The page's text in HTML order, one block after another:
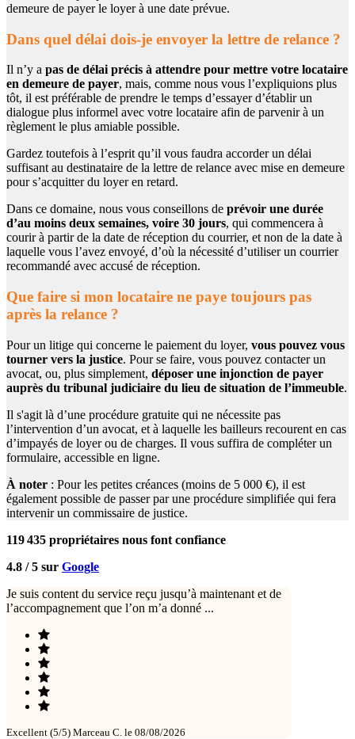
demeure de payer le loyer à une date prévue.
Dans quel délai dois-je envoyer la lettre de relance ?
Il n’y a pas de délai précis à attendre pour mettre votre locataire
en demeure de payer, mais, comme nous vous l’expliquions plus
tôt, il est préférable de prendre le temps d’essayer d’établir un
dialogue plus informel avec votre locataire afin de parvenir à un
règlement le plus amiable possible.
Gardez toutefois à l’esprit qu’il vous faudra accorder un délai
suffisant au destinataire de la lettre de relance avec mise en demeure
pour s’acquitter du loyer en retard.
Dans ce domaine, nous vous conseillons de prévoir une durée
d’au moins deux semaines, voire 30 jours, qui commencera à
courir à partir de la date de réception du courrier, et non de la date à
laquelle vous l’avez envoyé, d’où la nécessité d’utiliser un courrier
recommandé avec accusé de réception.
Que faire si mon locataire ne paye toujours pas
après la relance ?
Pour un litige qui concerne le paiement du loyer, vous pouvez vous
tourner vers la justice. Pour se faire, vous pouvez contacter un
avocat, ou, plus simplement, déposer une injonction de payer
auprès du tribunal judiciaire du lieu de situation de l’immeuble.
Il s'agit là d’une procédure gratuite qui ne nécessite pas
l’intervention d’un avocat, et à laquelle les bailleurs recourent en cas
d’impayés de loyer ou de charges. Il vous suffira de compléter un
formulaire, accessible en ligne.
À noter : Pour les petites créances (moins de 5 000 €), il est
également possible de passer par une procédure simplifiée qui fera
intervenir un commissaire de justice.
119 435 propriétaires nous font confiance
4.8 / 5 sur Google
Je suis content du service reçu jusqu’à maintenant et de
l’accompagnement que l’on m’a donné ...
Excellent (5/5) Marceau C. le 08/08/2026